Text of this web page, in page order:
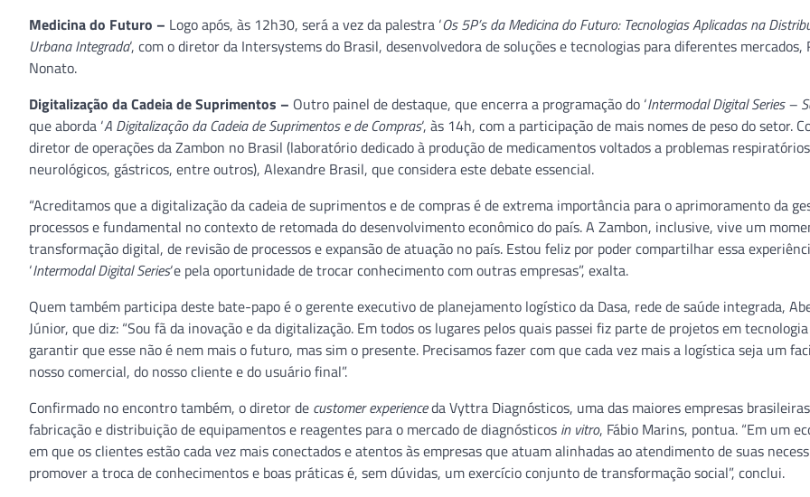
Medicina do Futuro – Logo após, às 12h30, será a vez da palestra ‘Os 5P’s da Medicina do Futuro: Tecnologias Aplicadas na
Urbana Integrada‘, com o diretor da Intersystems do Brasil, desenvolvedora de soluções e tecnologias para diferentes mercados,
Nonato.
Digitalização da Cadeia de Suprimentos – Outro painel de destaque, que encerra a programação do ‘Intermodal Digital Series –
que aborda ‘A Digitalização da Cadeia de Suprimentos e de Compras‘, às 14h, com a participação de mais nomes de peso do setor.
diretor de operações da Zambon no Brasil (laboratório dedicado à produção de medicamentos voltados a problemas
neurológicos, gástricos, entre outros), Alexandre Brasil, que considera este debate essencial.
“Acreditamos que a digitalização da cadeia de suprimentos e de compras é de extrema importância para o aprimoramento da
processos e fundamental no contexto de retomada do desenvolvimento econômico do país. A Zambon, inclusive, vive um
transformação digital, de revisão de processos e expansão de atuação no país. Estou feliz por poder compartilhar essa
‘Intermodal Digital Series‘e pela oportunidade de trocar conhecimento com outras empresas”, exalta.
Quem também participa deste bate-papo é o gerente executivo de planejamento logístico da Dasa, rede de saúde integrada,
Júnior, que diz: “Sou fã da inovação e da digitalização. Em todos os lugares pelos quais passei fiz parte de projetos em
garantir que esse não é nem mais o futuro, mas sim o presente. Precisamos fazer com que cada vez mais a logística seja um
nosso comercial, do nosso cliente e do usuário final”.
Confirmado no encontro também, o diretor de customer experienceda Vyttra Diagnósticos, uma das maiores empresas
fabricação e distribuição de equipamentos e reagentes para o mercado de diagnósticos in vitro, Fábio Marins, pontua. “Em um
em que os clientes estão cada vez mais conectados e atentos às empresas que atuam alinhadas ao atendimento de suas
promover a troca de conhecimentos e boas práticas é, sem dúvidas, um exercício conjunto de transformação social”, conclui.